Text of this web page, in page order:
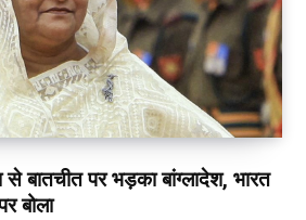
से बातचीत पर भड़का बांग्लादेश, भारत
बोला